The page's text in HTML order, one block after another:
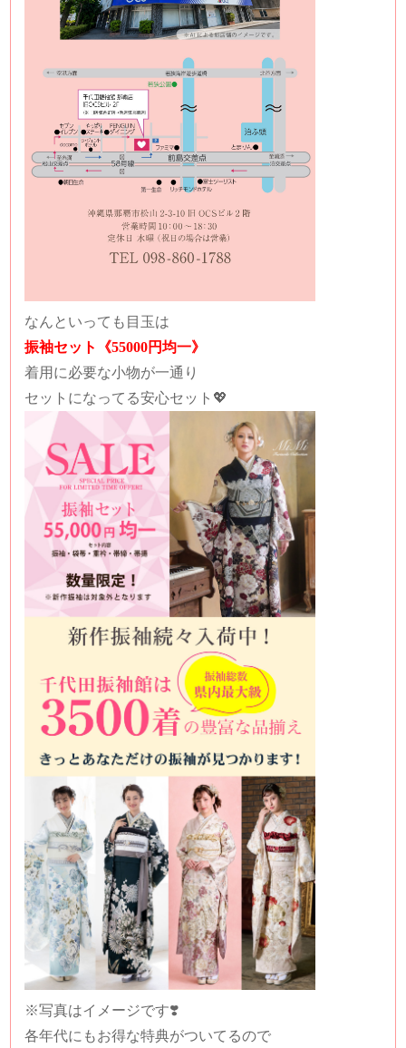
なんといっても目玉は
振袖セット《55000円均一》
着用に必要な小物が一通り
セットになってる安心セット💖
※写真はイメージです❣️
各年代にもお得な特典がついてるので